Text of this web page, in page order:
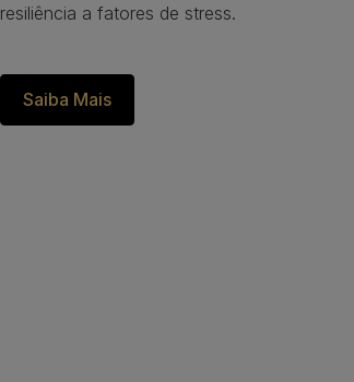
resiliência a fatores de stress.
Saiba Mais